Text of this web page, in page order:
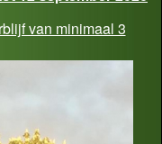
van minimaal 3